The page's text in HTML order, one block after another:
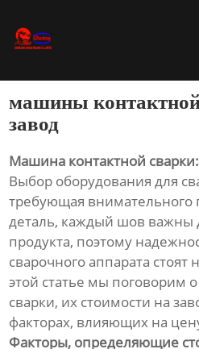
Bидео
О Hас
Контакты
машины
завод
Машина контактной
Выбор оборудования для
требующая внимательного
деталь, каждый шов важны
продукта, поэтому
сварочного аппарата
этой статье мы поговорим
сварки, их стоимости на
факторах, влияющих на
Факторы, определяющие